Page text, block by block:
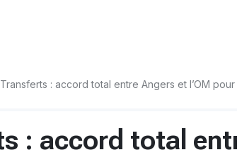
Transferts : accord total entre Angers et l’OM
: accord total